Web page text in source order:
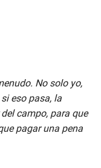
No solo yo,
eso pasa, la
campo, para que
pagar una pena